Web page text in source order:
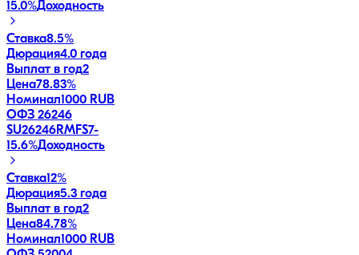
15.0%Доходность
Ставка8.5%
Дюрация4.0 года
Выплат в год2
Цена78.83%
Номинал1000 RUB
ОФЗ 26246
SU26246RMFS7-
15.6%Доходность
Ставка12%
Дюрация5.3 года
Выплат в год2
Цена84.78%
Номинал1000 RUB